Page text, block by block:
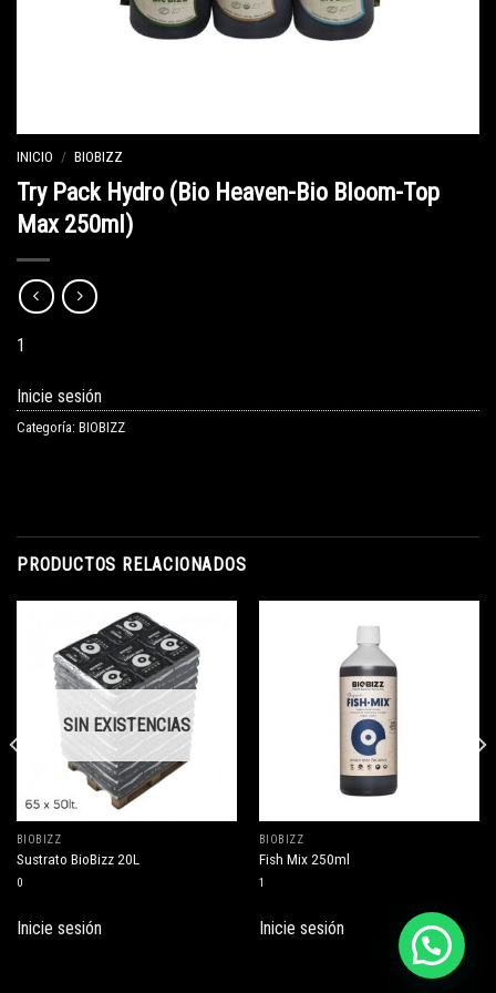
INICIO / BIOBIZZ
Try Pack Hydro (Bio Heaven-Bio Bloom-Top
Max 250ml)
1
Inicie sesión
Categoría: BIOBIZZ
PRODUCTOS RELACIONADOS
SIN EXISTENCIAS
BIOBIZZ
Sustrato BioBizz 20L
0
Inicie sesión
BIOBIZZ
Fish Mix 250ml
1
Inicie sesión